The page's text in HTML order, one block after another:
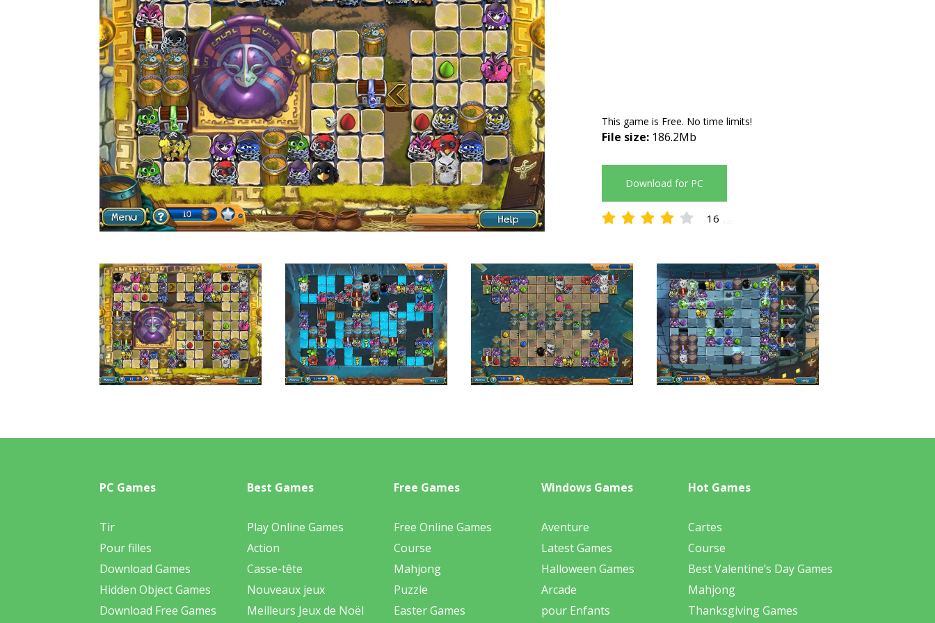
This game is Free. No time limits!
File size: 186.2Mb
Download for PC
16
PC Games
Tir
Pour filles
Download Games
Hidden Object Games
Download Free Games
Best Games
Play Online Games
Action
Casse-tête
Nouveaux jeux
Meilleurs Jeux de Noël
Free Games
Free Online Games
Course
Mahjong
Puzzle
Easter Games
Windows Games
Aventure
Latest Games
Halloween Games
Arcade
pour Enfants
Hot Games
Cartes
Course
Best Valentine’s Day Games
Mahjong
Thanksgiving Games